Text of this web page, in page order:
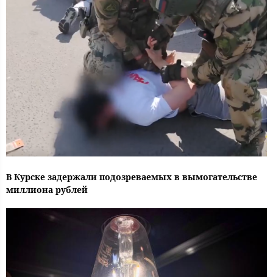
В Курске задержали подозреваемых в вымогательстве
миллиона рублей